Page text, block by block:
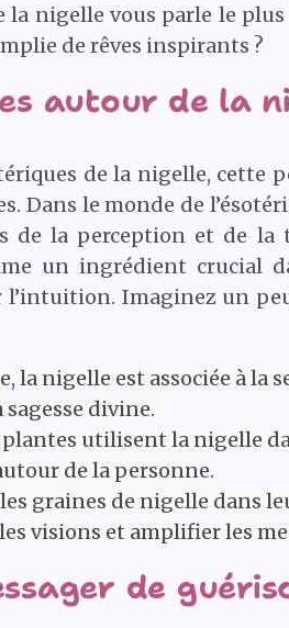
la nigelle vous parle le
de rêves inspirants ?
autour de la
de la nigelle, cette
Dans le monde de
de la perception et de
un ingrédient crucial
Imaginez un
la nigelle est associée à la
divine.
utilisent la nigelle
de la personne.
graines de nigelle dans
visions et amplifier les
de